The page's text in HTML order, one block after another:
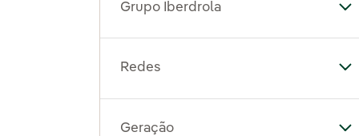
Grupo Iberdrola
Redes
Geração